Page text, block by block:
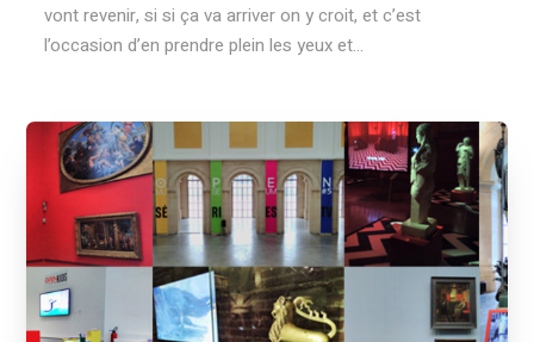
vont revenir, si si ça va arriver on y croit, et c’est
l’occasion d’en prendre plein les yeux et...